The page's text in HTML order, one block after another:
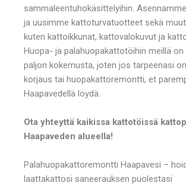
sammaleentuhokäsittelyihin.
ja uusimme kattoturvatuotteet sekä
kuten kattoikkunat, kattovalokuvut ja
Huopa- ja palahuopakattotöihin meillä on
paljon kokemusta, joten jos tarpeenasi
korjaus tai huopakattoremontti, et
Haapavedellä löydä.
Ota yhteyttä kaikissa kattotöissä
Haapaveden alueella!
Palahuopakattoremontti Haapavesi –
laattakattosi saneerauksen puolestasi